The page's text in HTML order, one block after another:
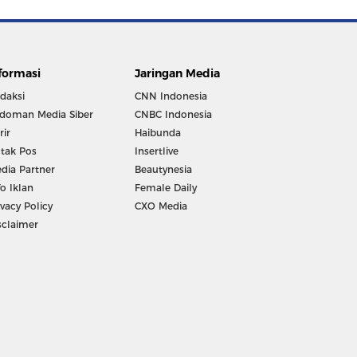
Media Siber
Pos
Partner
Iklan
Policy
Jaringan Media
CNN Indonesia
CNBC Indonesia
Haibunda
Insertlive
Beautynesia
Female Daily
CXO Media